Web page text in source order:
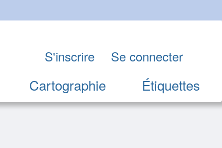
Cartographie Étiquettes
S'inscrire Se connecter